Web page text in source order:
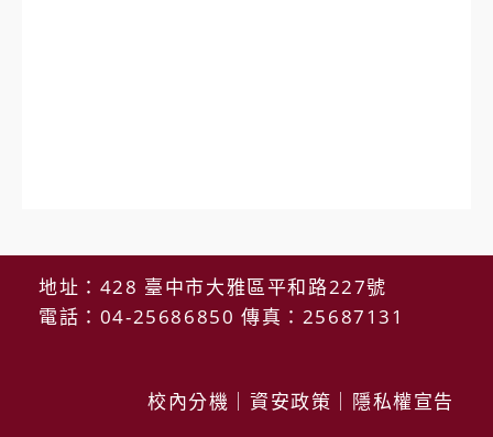
地址：428 臺中市大雅區平和路227號
電話：04-25686850 傳真：25687131
校內分機 資安政策 隱私權宣告